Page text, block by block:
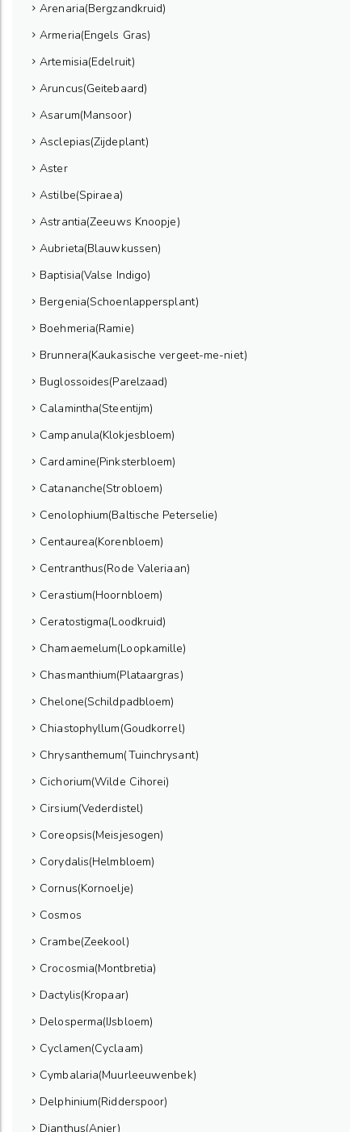
Arenaria(Bergzandkruid)
Armeria(Engels Gras)
Artemisia(Edelruit)
Aruncus(Geitebaard)
Asarum(Mansoor)
Asclepias(Zijdeplant)
Aster
Astilbe(Spiraea)
Astrantia(Zeeuws Knoopje)
Aubrieta(Blauwkussen)
Baptisia(Valse Indigo)
Bergenia(Schoenlappersplant)
Boehmeria(Ramie)
Brunnera(Kaukasische vergeet-me-niet)
Buglossoides(Parelzaad)
Calamintha(Steentijm)
Campanula(Klokjesbloem)
Cardamine(Pinksterbloem)
Catananche(Strobloem)
Cenolophium(Baltische Peterselie)
Centaurea(Korenbloem)
Centranthus(Rode Valeriaan)
Cerastium(Hoornbloem)
Ceratostigma(Loodkruid)
Chamaemelum(Loopkamille)
Chasmanthium(Plataargras)
Chelone(Schildpadbloem)
Chiastophyllum(Goudkorrel)
Chrysanthemum(Tuinchrysant)
Cichorium(Wilde Cihorei)
Cirsium(Vederdistel)
Coreopsis(Meisjesogen)
Corydalis(Helmbloem)
Cornus(Kornoelje)
Cosmos
Crambe(Zeekool)
Crocosmia(Montbretia)
Dactylis(Kropaar)
Delosperma(IJsbloem)
Cyclamen(Cyclaam)
Cymbalaria(Muurleeuwenbek)
Delphinium(Ridderspoor)
Dianthus(Anjer)